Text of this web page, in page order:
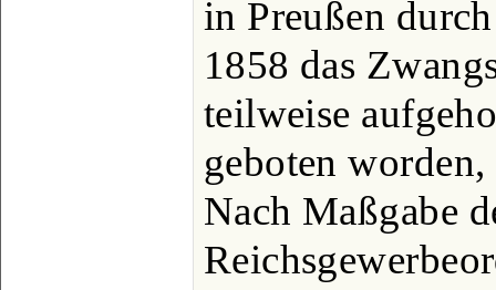
in Preußen
1858 das
teilweise
geboten worden,
Nach Maßgabe